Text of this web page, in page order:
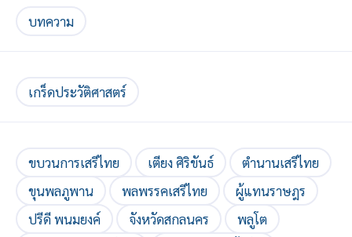
บทความ
เกร็ดประวัติศาสตร์
ขบวนการเสรีไทย เตียง ศิริขันธ์
ตำนานเสรีไทย
ขุนพลภูพาน
พลพรรคเสรีไทย
ผู้แทนราษฎร
ปรีดี พนมยงค์
จังหวัดสกลนคร
พลูโต